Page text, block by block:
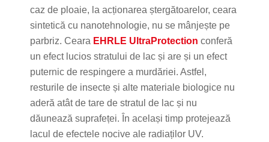
caz de ploaie, la acționarea ștergătoarelor, ceara
sintetică cu nanotehnologie, nu se mânjește pe
parbriz. Ceara EHRLE UltraProtection conferă
un efect lucios stratului de lac și are și un efect
puternic de respingere a murdăriei. Astfel,
resturile de insecte și alte materiale biologice nu
aderă atât de tare de stratul de lac și nu
dăunează suprafeței. În același timp protejează
lacul de efectele nocive ale radiaților UV.